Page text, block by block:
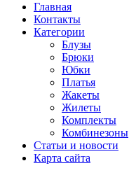
Главная
Контакты
Категории
Блузы
Брюки
Юбки
Платья
Жакеты
Жилеты
Комплекты
Комбинезоны
Статьи и новости
Карта сайта